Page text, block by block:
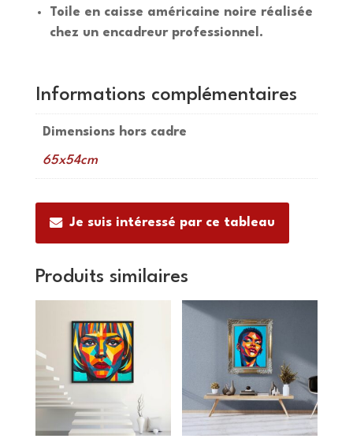
Toile en caisse américaine noire réalisée
chez un encadreur professionnel.
Informations complémentaires
Dimensions hors cadre
65x54cm
Je suis intéressé par ce tableau
Produits similaires